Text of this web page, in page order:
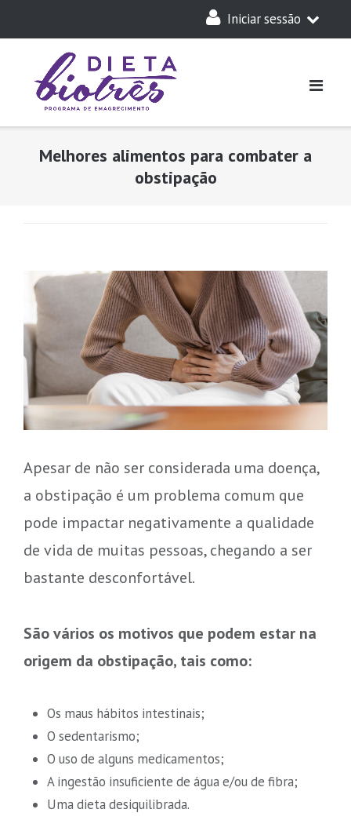
Iniciar sessão
Melhores alimentos para combater a
obstipação
Apesar de não ser considerada uma doença,
a obstipação é um problema comum que
pode impactar negativamente a qualidade
de vida de muitas pessoas, chegando a ser
bastante desconfortável.
São vários os motivos que podem estar na
origem da obstipação, tais como:
Os maus hábitos intestinais;
O sedentarismo;
O uso de alguns medicamentos;
A ingestão insuficiente de água e/ou de fibra;
Uma dieta desiquilibrada.